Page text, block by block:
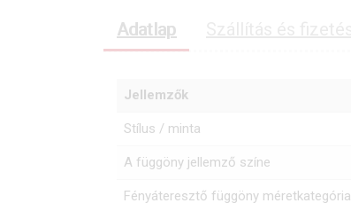
Adatlap
Jellemzők
Stílus / minta
A függöny jellemző színe
Fényáteresztő függöny méretkategória